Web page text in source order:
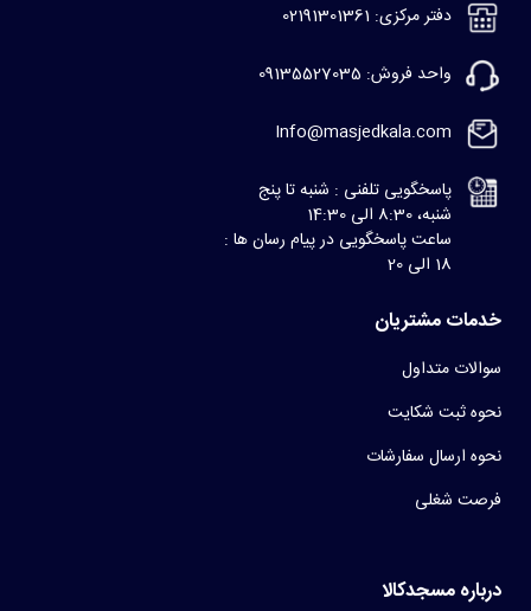
دفتر مرکزی: 02191301361
واحد فروش: 09135527035
Info@masjedkala.com
پاسخگویی تلفنی : شنبه تا پنج
شنبه، 8:30 الی 14:30
ساعت پاسخگویی در پیام رسان ها :
18 الی 20
خدمات مشتریان
سوالات متداول
نحوه ثبت شکایت
نحوه ارسال سفارشات
فرصت شغلی
درباره مسجدکالا